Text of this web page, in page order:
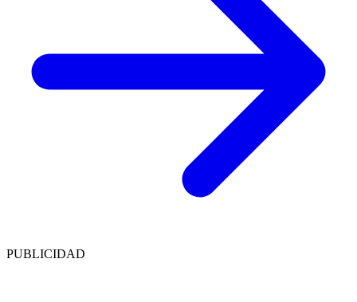
PUBLICIDAD